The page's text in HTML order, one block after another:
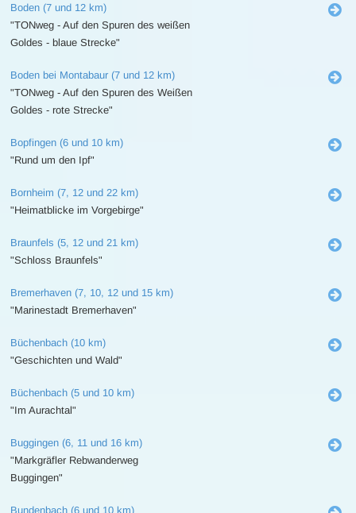
Boden (7 und 12 km)
"TONweg - Auf den Spuren des weißen
Goldes - blaue Strecke"
Boden bei Montabaur (7 und 12 km)
"TONweg - Auf den Spuren des Weißen
Goldes - rote Strecke"
Bopfingen (6 und 10 km)
"Rund um den Ipf"
Bornheim (7, 12 und 22 km)
"Heimatblicke im Vorgebirge"
Braunfels (5, 12 und 21 km)
"Schloss Braunfels"
Bremerhaven (7, 10, 12 und 15 km)
"Marinestadt Bremerhaven"
Büchenbach (10 km)
"Geschichten und Wald"
Büchenbach (5 und 10 km)
"Im Aurachtal"
Buggingen (6, 11 und 16 km)
"Markgräfler Rebwanderweg
Buggingen"
Bundenbach (6 und 10 km)